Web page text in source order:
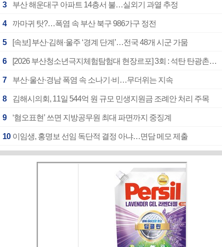
3 부산 해운대구 아파트 14층서 불…실외기 과열 추정
4 까마귀 탓?…폭염 속 부산 북구 986가구 정전
5 [속보] 부산·김해·울주 ‘경계 단계’…전국 48개 시군 가뭄
6 [2026 부산청소년극지체험탐험대 현장르포] 3회 : 석탄 탄광촌에서 북극 연구의 중심지로
7 부산·울산·경남 폭염 속 소나기·비…무더위는 지속
8 김해시의회, 11일 544억 원 규모 민생지원금 조례안 처리 주목
9 ‘혐오표현’ 쓰면 지방공무원 최대 파면까지 중징계
10 이임생, 홍명보 선임 독단적 결정 아냐…면담 메모 제출